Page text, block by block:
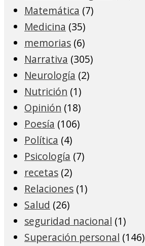
Matemática (7)
Medicina (35)
memorias (6)
Narrativa (305)
Neurología (2)
Nutrición (1)
Opinión (18)
Poesía (106)
Política (4)
Psicología (7)
recetas (2)
Relaciones (1)
Salud (26)
seguridad nacional (1)
Superación personal (146)